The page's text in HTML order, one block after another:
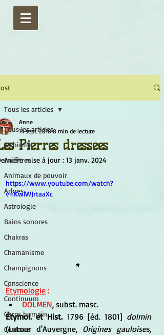
Tous les articles
Alchimie
Ancêtres
Animaux de pouvoir
Arbres
Astrologie
Bains sonores
Chakras
Chamanisme
Champignons
Conscience
Continuum
Corps humain
Couleurs
Tous les articles
Pierres dressées
Anne
14 sept. 2018 8 min de lecture
mise à jour : 13 janv. 2024
https://www.youtube.com/watch?
v=KwlWJrtaaXc
*
Étymologie :
DOLMEN, subst. masc.
Étymol. et Hist. 1796 [éd. 1801] dolmin
(Latour d'Auvergne,